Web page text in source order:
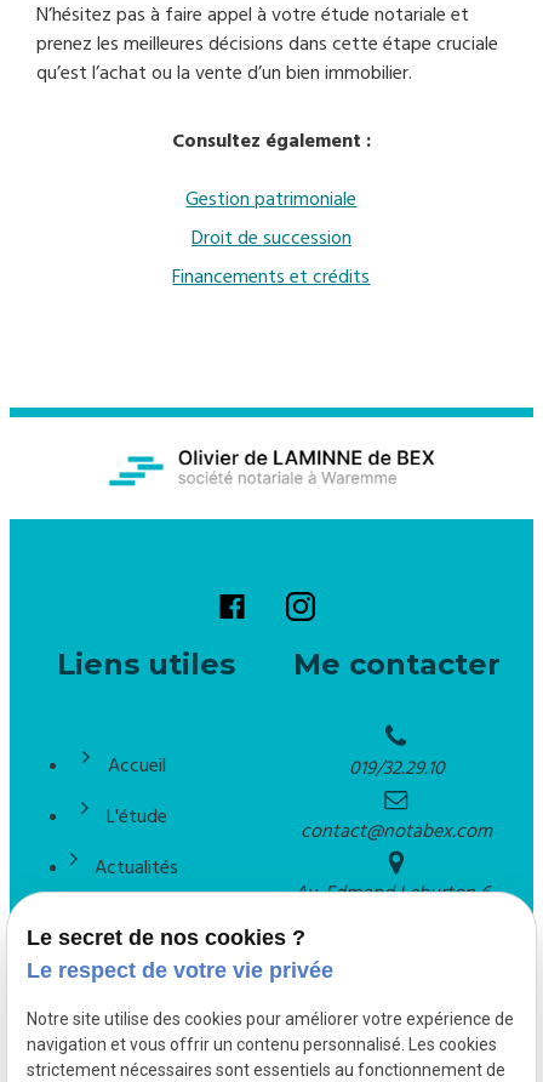
N’hésitez pas à faire appel à votre étude notariale et
prenez les meilleures décisions dans cette étape cruciale
qu’est l’achat ou la vente d’un bien immobilier.
Consultez également :
Gestion patrimoniale
Droit de succession
Financements et crédits
Liens utiles
Accueil
L'étude
Actualités
Mentions légales
Me contacter
019/32.29.10
contact@notabex.com
Av. Edmond Leburton 6,
Le secret de nos cookies ?
Le respect de votre vie privée
Notre site utilise des cookies pour améliorer votre expérience de
navigation et vous offrir un contenu personnalisé. Les cookies
strictement nécessaires sont essentiels au fonctionnement de